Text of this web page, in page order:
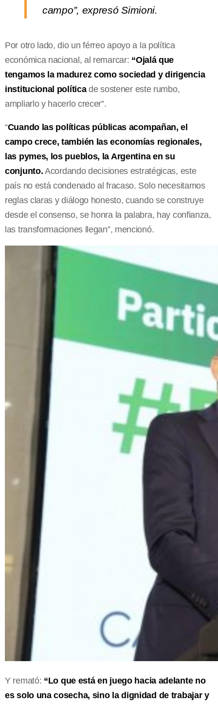
campo”, expresó Simioni.
Por otro lado, dio un férreo apoyo a la política
económica nacional, al remarcar: “Ojalá que
tengamos la madurez como sociedad y dirigencia
institucional políticade sostener este rumbo,
ampliarlo y hacerlo crecer”.
“Cuando las políticas públicas acompañan, el
campo crece, también las economías regionales,
las pymes, los pueblos, la Argentina en su
conjunto. Acordando decisiones estratégicas, este
país no está condenado al fracaso. Solo necesitamos
reglas claras y diálogo honesto, cuando se construye
desde el consenso, se honra la palabra, hay confianza,
las transformaciones llegan”, mencionó.
Y remató: “Lo que está en juego hacia adelante no
es solo una cosecha, sino la dignidad de trabajar y